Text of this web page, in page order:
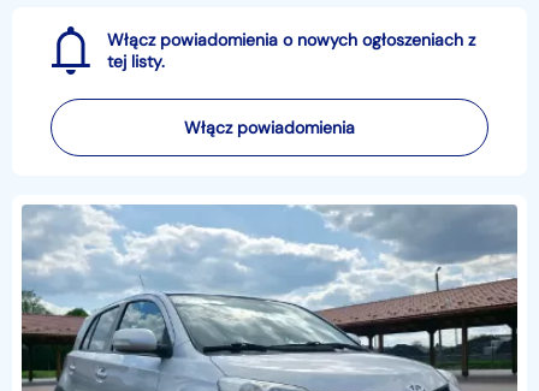
Włącz powiadomienia o nowych ogłoszeniach z
tej listy.
Włącz powiadomienia